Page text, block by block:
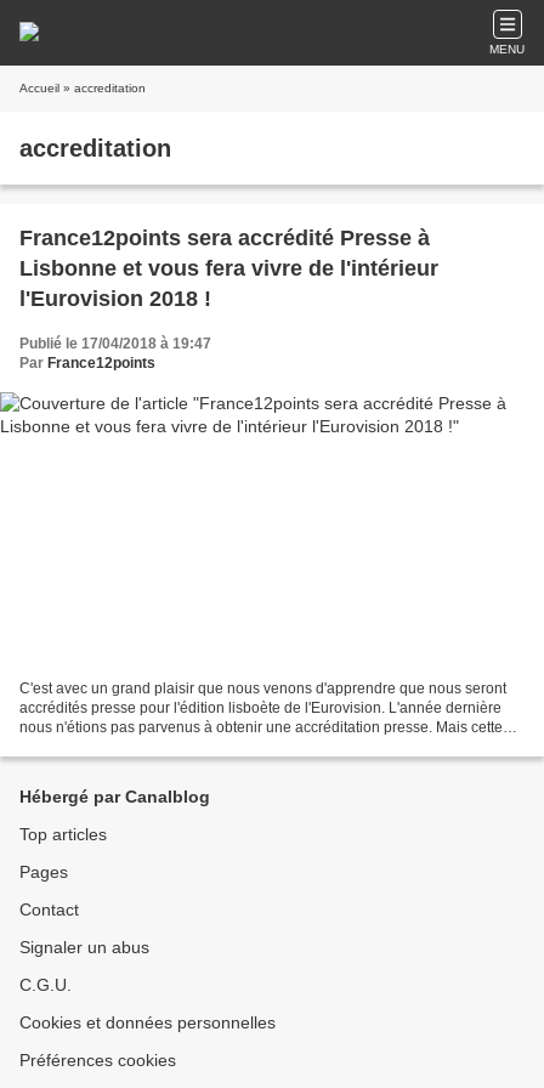
MENU
Accueil » accreditation
accreditation
France12points sera accrédité Presse à
Lisbonne et vous fera vivre de l'intérieur
l'Eurovision 2018 !
Publié le 17/04/2018 à 19:47
Par France12points
C'est avec un grand plaisir que nous venons d'apprendre que nous seront
accrédités presse pour l'édition lisboète de l'Eurovision. L'année dernière
nous n'étions pas parvenus à obtenir une accréditation presse. Mais cette
Hébergé par Canalblog
Top articles
Pages
Contact
Signaler un abus
C.G.U.
Cookies et données personnelles
Préférences cookies